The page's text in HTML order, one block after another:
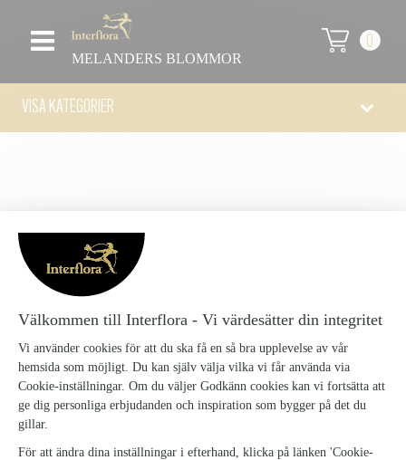
MELANDERS BLOMMOR
0
VISA KATEGORIER
DET FINNS INGA PRODUKTER